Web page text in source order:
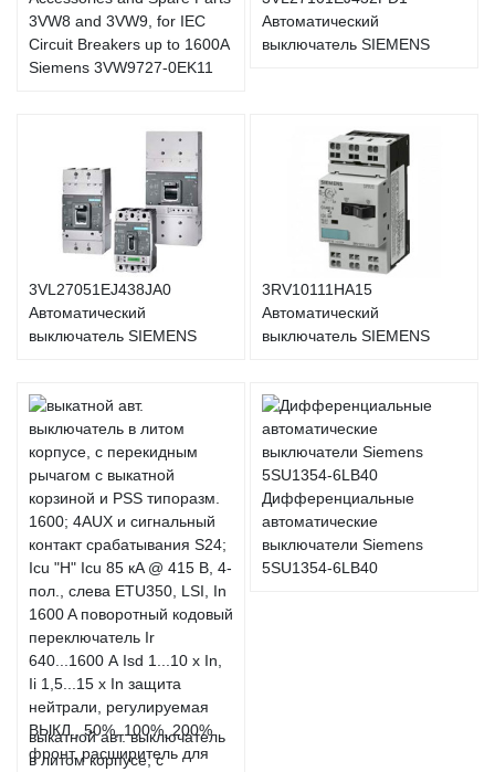
3VW8 and 3VW9, for IEC
Circuit Breakers up to 1600A
Siemens 3VW9727-0EK11
Автоматический
выключатель SIEMENS
3VL27051EJ438JA0
Автоматический
выключатель SIEMENS
3RV10111HA15
Автоматический
выключатель SIEMENS
выкатной авт. выключатель
в литом корпусе, с
Дифференциальные
автоматические
выключатели Siemens
5SU1354-6LB40